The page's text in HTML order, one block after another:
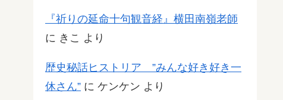
『祈りの延命十句観音経』横田南嶺老師
に きこ より
歴史秘話ヒストリア ”みんな好き好き一
休さん” に ケンケン より